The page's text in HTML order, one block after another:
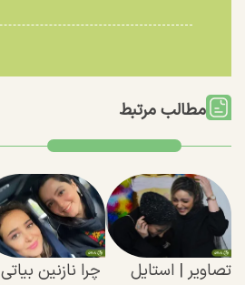
مطالب مرتبط
تصاویر | استایل
چرا نازنین بیاتی